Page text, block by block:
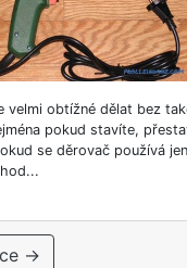
velmi obtížné dělat bez
pokud stavíte,
se děrovač používá
→